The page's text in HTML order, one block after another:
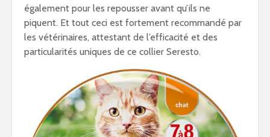
également pour les repousser avant qu’ils ne
piquent. Et tout ceci est fortement recommandé par
les vétérinaires, attestant de l’efficacité et des
particularités uniques de ce collier Seresto.